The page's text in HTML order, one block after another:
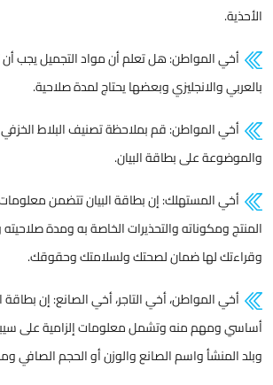
الأحذية.
أخي المواطن: هل تعلم أن مواد التجميل يجب
بالعربي والانجليزي وبعضها يحتاج لمدة صلاحية.
أخي المواطن: قم بملاحظة تصنيف البلاط
والموضوعة على بطاقة البيان.
أخي المستهلك: إن بطاقة البيان تتضمن
المنتج ومكوناته والتحذيرات الخاصة به ومدة صلاحيته
وقراءتك لها ضمان لصحتك ولسلامتك وحقوقك.
أخي المواطن، أخي التاجر، أخي الصانع: إن بطاقة
أساسي ومهم منه وتشمل معلومات إلزامية على
وبلد المنشأ واسم الصانع والوزن أو الحجم الصافي